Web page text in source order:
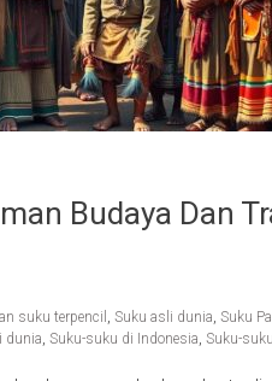
Budaya Dan
suku terpencil , Suku asli dunia, Suku
dunia, Suku-suku di Indonesia, Suku-